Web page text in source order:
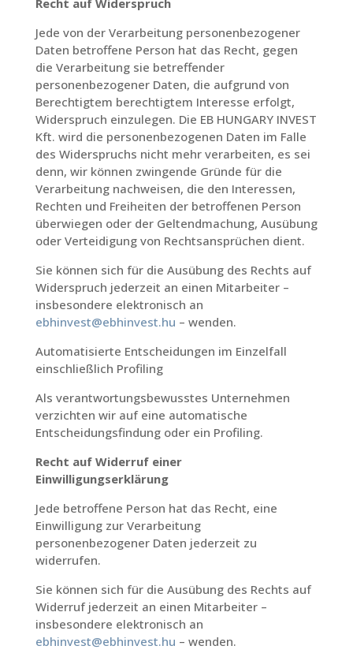
Recht auf Widerspruch
Jede von der Verarbeitung personenbezogener
Daten betroffene Person hat das Recht, gegen
die Verarbeitung sie betreffender
personenbezogener Daten, die aufgrund von
Berechtigtem berechtigtem Interesse erfolgt,
Widerspruch einzulegen. Die EB HUNGARY INVEST
Kft. wird die personenbezogenen Daten im Falle
des Widerspruchs nicht mehr verarbeiten, es sei
denn, wir können zwingende Gründe für die
Verarbeitung nachweisen, die den Interessen,
Rechten und Freiheiten der betroffenen Person
überwiegen oder der Geltendmachung, Ausübung
oder Verteidigung von Rechtsansprüchen dient.
Sie können sich für die Ausübung des Rechts auf
Widerspruch jederzeit an einen Mitarbeiter –
insbesondere elektronisch an
ebhinvest@ebhinvest.hu – wenden.
Automatisierte Entscheidungen im Einzelfall
einschließlich Profiling
Als verantwortungsbewusstes Unternehmen
verzichten wir auf eine automatische
Entscheidungsfindung oder ein Profiling.
Recht auf Widerruf einer
Einwilligungserklärung
Jede betroffene Person hat das Recht, eine
Einwilligung zur Verarbeitung
personenbezogener Daten jederzeit zu
widerrufen.
Sie können sich für die Ausübung des Rechts auf
Widerruf jederzeit an einen Mitarbeiter –
insbesondere elektronisch an
ebhinvest@ebhinvest.hu – wenden.